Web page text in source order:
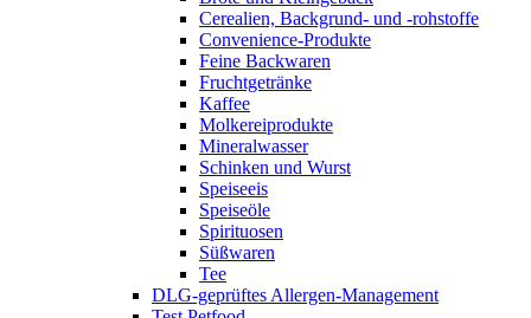
Cerealien, Backgrund- und -rohstoffe
Convenience-Produkte
Feine Backwaren
Fruchtgetränke
Kaffee
Molkereiprodukte
Mineralwasser
Schinken und Wurst
Speiseeis
Speiseöle
Spirituosen
Süßwaren
Tee
DLG-geprüftes Allergen-Management